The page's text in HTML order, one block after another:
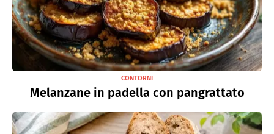
CONTORNI
Melanzane in padella con pangrattato